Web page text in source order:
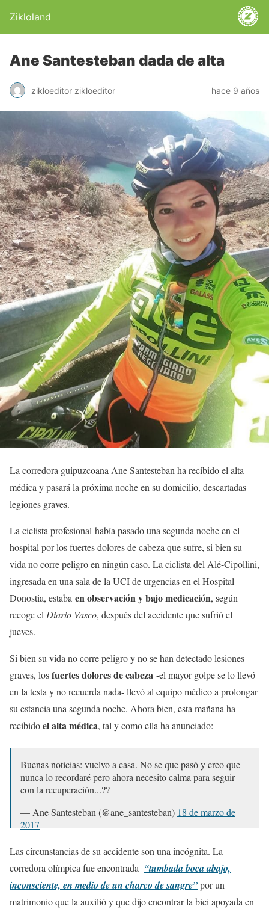
Zikloland
Ane Santesteban dada de alta
zikloeditor zikloeditor hace 9 años
La corredora guipuzcoana Ane Santesteban ha recibido el alta
médica y pasará la próxima noche en su domicilio, descartadas
legiones graves.
La ciclista profesional había pasado una segunda noche en el
hospital por los fuertes dolores de cabeza que sufre, si bien su
vida no corre peligro en ningún caso. La ciclista del Alé-Cipollini,
ingresada en una sala de la UCI de urgencias en el Hospital
Donostia, estaba en observación y bajo medicación, según
recoge el Diario Vasco, después del accidente que sufrió el
jueves.
Si bien su vida no corre peligro y no se han detectado lesiones
graves, losfuertes dolores de cabeza -el mayor golpe se lo llevó
en la testa y no recuerda nada- llevó al equipo médico a prolongar
su estancia una segunda noche. Ahora bien, esta mañana ha
recibidoel alta médica, tal y como ella ha anunciado:
Buenas noticias: vuelvo a casa. No se que pasó y creo que
nunca lo recordaré pero ahora necesito calma para seguir
con la recuperación...??
— Ane Santesteban (@ane_santesteban) 18 de marzo de
2017
Las circunstancias de su accidente son una incógnita. La
corredora olímpica fue encontrada “tumbada boca abajo,
inconsciente, en medio de un charco de sangre”por un
matrimonio que la auxilió y que dijo encontrar la bici apoyada en